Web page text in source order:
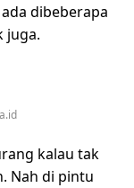
dibeberapa
juga.
kalau tak
Nah di pintu